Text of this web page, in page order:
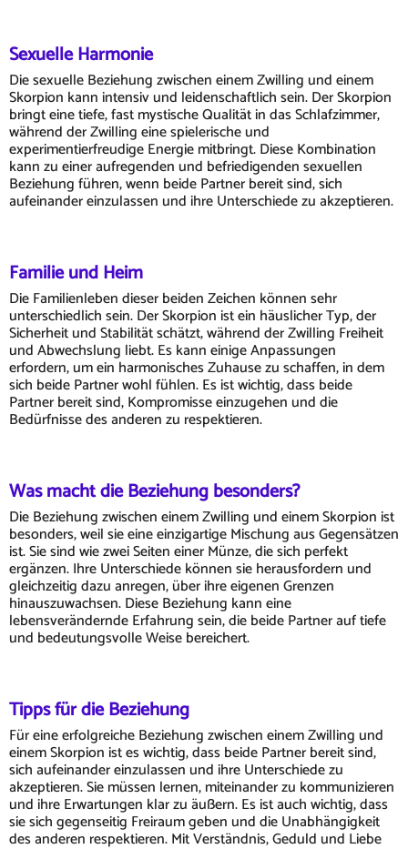
Sexuelle Harmonie
Die sexuelle Beziehung zwischen einem Zwilling und einem
Skorpion kann intensiv und leidenschaftlich sein. Der Skorpion
bringt eine tiefe, fast mystische Qualität in das Schlafzimmer,
während der Zwilling eine spielerische und
experimentierfreudige Energie mitbringt. Diese Kombination
kann zu einer aufregenden und befriedigenden sexuellen
Beziehung führen, wenn beide Partner bereit sind, sich
aufeinander einzulassen und ihre Unterschiede zu akzeptieren.
Familie und Heim
Die Familienleben dieser beiden Zeichen können sehr
unterschiedlich sein. Der Skorpion ist ein häuslicher Typ, der
Sicherheit und Stabilität schätzt, während der Zwilling Freiheit
und Abwechslung liebt. Es kann einige Anpassungen
erfordern, um ein harmonisches Zuhause zu schaffen, in dem
sich beide Partner wohl fühlen. Es ist wichtig, dass beide
Partner bereit sind, Kompromisse einzugehen und die
Bedürfnisse des anderen zu respektieren.
Was macht die Beziehung besonders?
Die Beziehung zwischen einem Zwilling und einem Skorpion ist
besonders, weil sie eine einzigartige Mischung aus Gegensätzen
ist. Sie sind wie zwei Seiten einer Münze, die sich perfekt
ergänzen. Ihre Unterschiede können sie herausfordern und
gleichzeitig dazu anregen, über ihre eigenen Grenzen
hinauszuwachsen. Diese Beziehung kann eine
lebensverändernde Erfahrung sein, die beide Partner auf tiefe
und bedeutungsvolle Weise bereichert.
Tipps für die Beziehung
Für eine erfolgreiche Beziehung zwischen einem Zwilling und
einem Skorpion ist es wichtig, dass beide Partner bereit sind,
sich aufeinander einzulassen und ihre Unterschiede zu
akzeptieren. Sie müssen lernen, miteinander zu kommunizieren
und ihre Erwartungen klar zu äußern. Es ist auch wichtig, dass
sie sich gegenseitig Freiraum geben und die Unabhängigkeit
des anderen respektieren. Mit Verständnis, Geduld und Liebe